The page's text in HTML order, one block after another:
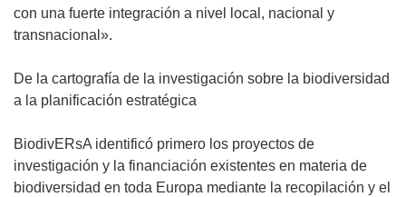
u
a
n
t
a
con una fuerte integración a nivel local, nacional y
transnacional».
De la cartografía de la investigación sobre la biodiversidad
a la planificación estratégica
BiodivERsA identificó primero los proyectos de
investigación y la financiación existentes en materia de
biodiversidad en toda Europa mediante la recopilación y el